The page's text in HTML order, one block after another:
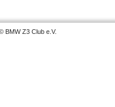
BMW Z3 Club e.V.